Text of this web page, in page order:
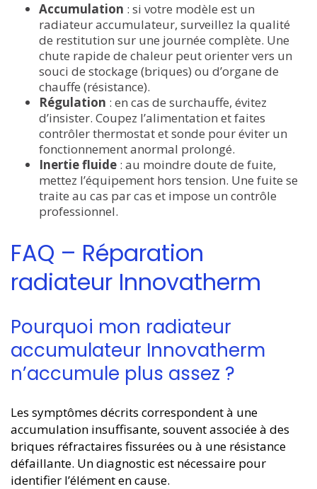
Accumulation : si votre modèle est un
radiateur accumulateur, surveillez la qualité
de restitution sur une journée complète. Une
chute rapide de chaleur peut orienter vers un
souci de stockage (briques) ou d’organe de
chauffe (résistance).
Régulation : en cas de surchauffe, évitez
d’insister. Coupez l’alimentation et faites
contrôler thermostat et sonde pour éviter un
fonctionnement anormal prolongé.
Inertie fluide : au moindre doute de fuite,
mettez l’équipement hors tension. Une fuite se
traite au cas par cas et impose un contrôle
professionnel.
FAQ – Réparation
radiateur Innovatherm
Pourquoi mon radiateur
accumulateur Innovatherm
n’accumule plus assez ?
Les symptômes décrits correspondent à une
accumulation insuffisante, souvent associée à des
briques réfractaires fissurées ou à une résistance
défaillante. Un diagnostic est nécessaire pour
identifier l’élément en cause.